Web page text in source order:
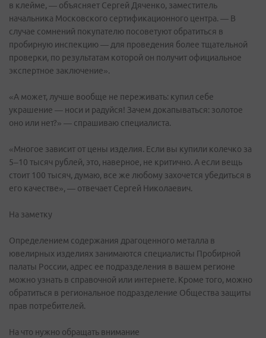
в клейме, — объясняет Сергей Дяченко, заместитель
начальника Московского сертификационного центра. — В
случае сомнений покупателю посоветуют обратиться в
пробирную инспекцию — для проведения более тщательной
проверки, по результатам которой он получит официальное
экспертное заключение».
«А может, лучше вообще не переживать: купил себе
украшение — носи и радуйся! Зачем докапываться: золотое
оно или нет?» — спрашиваю специалиста.
«Многое зависит от цены изделия. Если вы купили колечко за
5–10 тысяч рублей, это, наверное, не критично. А если вещь
стоит 100 тысяч, думаю, все же любому захочется убедиться в
его качестве», — отвечает Сергей Николаевич.
На заметку
Определением содержания драгоценного металла в
ювелирных изделиях занимаются специалисты Пробирной
палаты России, адрес ее подразделения в вашем регионе
можно узнать в справочной или интернете. Кроме того, можно
обратиться в региональное подразделение Общества защиты
прав потребителей.
На что нужно обращать внимание